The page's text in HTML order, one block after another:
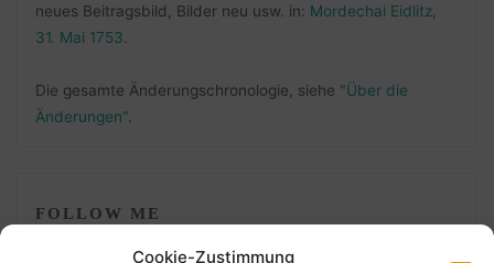
Cookie-Zustimmung
neues Beitragsbild, Bilder neu usw. in: Mordechai Eidlitz,
31. Mai 1753
Die gesamte Änderungschronologie, siehe "Über die
Änderungen".
FOLLOW ME